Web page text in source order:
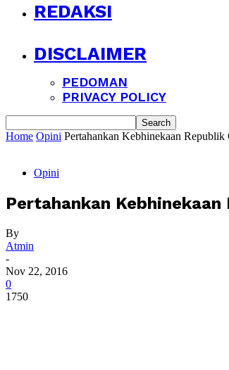
REDAKSI
DISCLAIMER
PEDOMAN
PRIVACY POLICY
Home Opini Pertahankan Kebhinekaan
Opini
Pertahankan
By
Atmin
-
Nov 22, 2016
0
1750